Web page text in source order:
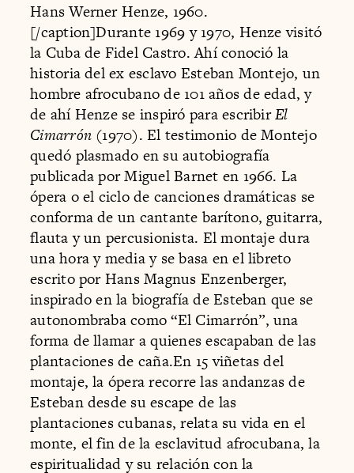
Hans Werner Henze, 1960.
[/caption]Durante 1969 y 1970, Henze visitó
la Cuba de Fidel Castro. Ahí conoció la
historia del ex esclavo Esteban Montejo, un
hombre afrocubano de 101 años de edad, y
de ahí Henze se inspiró para escribirEl
Cimarrón (1970). El testimonio de Montejo
quedó plasmado en su autobiografía
publicada por Miguel Barnet en 1966. La
ópera o el ciclo de canciones dramáticas se
conforma de un cantante barítono, guitarra,
flauta y un percusionista. El montaje dura
una hora y media y se basa en el libreto
escrito por Hans Magnus Enzenberger,
inspirado en la biografía de Esteban que se
autonombraba como “El Cimarrón”, una
forma de llamar a quienes escapaban de las
plantaciones de caña.En 15 viñetas del
montaje, la ópera recorre las andanzas de
Esteban desde su escape de las
plantaciones cubanas, relata su vida en el
monte, el fin de la esclavitud afrocubana, la
espiritualidad y su relación con la